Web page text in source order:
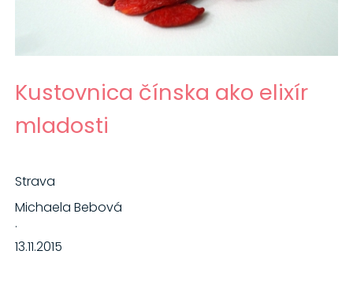
Kustovnica čínska ako elixír
mladosti
Strava
Michaela Bebová
·
13.11.2015